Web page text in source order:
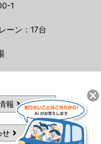
1
ーン：17台
報
せ